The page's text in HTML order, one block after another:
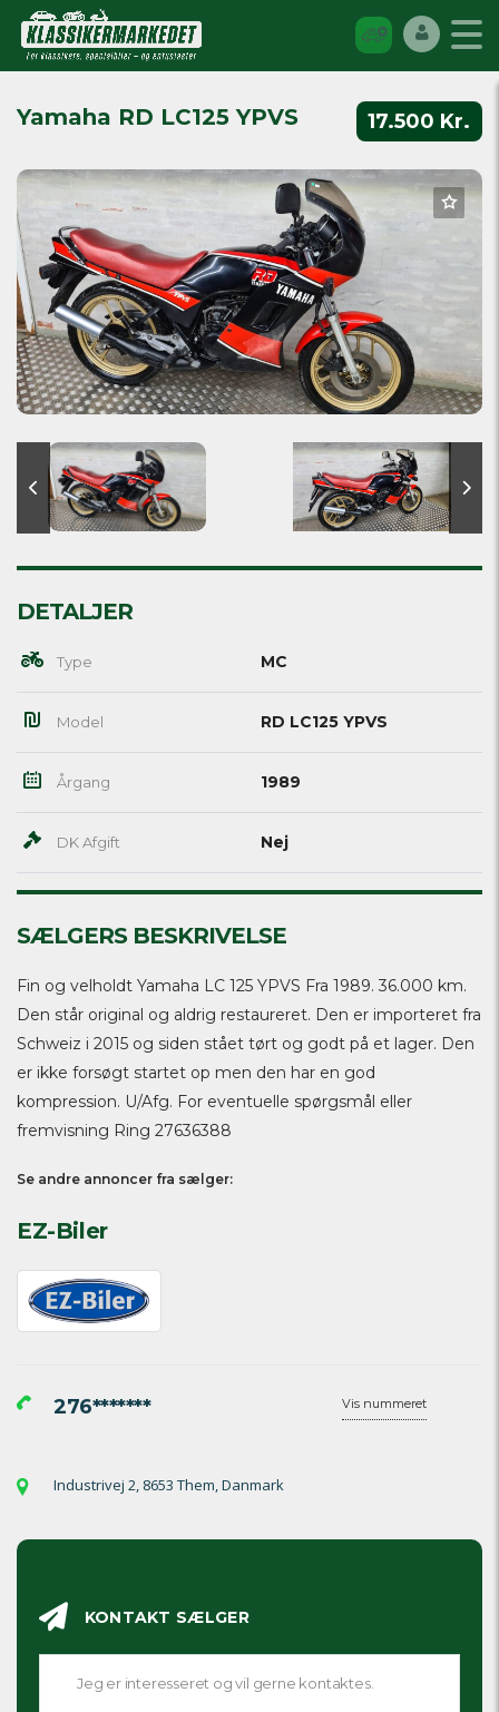
17.500 Kr.
Yamaha RD LC125 YPVS
DETALJER
Type MC
Model RD LC125 YPVS
Årgang 1989
DK Afgift Nej
SÆLGERS BESKRIVELSE
Fin og velholdt Yamaha LC 125 YPVS Fra 1989. 36.000 km.
Den står original og aldrig restaureret. Den er importeret fra
Schweiz i 2015 og siden stået tørt og godt på et lager. Den
er ikke forsøgt startet op men den har en god
kompression. U/Afg. For eventuelle spørgsmål eller
fremvisning Ring 27636388
Se andre annoncer fra sælger:
EZ-Biler
276******* Vis nummeret
Industrivej 2, 8653 Them, Danmark
KONTAKT SÆLGER